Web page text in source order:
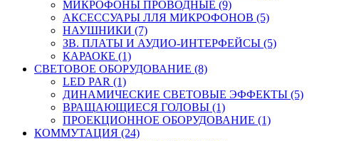
МИКРОФОНЫ ПРОВОДНЫЕ (9)
АКСЕССУАРЫ ЛЛЯ МИКРОФОНОВ (5)
НАУШНИКИ (7)
ЗВ. ПЛАТЫ И АУДИО-ИНТЕРФЕЙСЫ (5)
КАРАОКЕ (1)
СВЕТОВОЕ ОБОРУДОВАНИЕ (8)
LED PAR (1)
ДИНАМИЧЕСКИЕ СВЕТОВЫЕ ЭФФЕКТЫ (5)
ВРАЩАЮЩИЕСЯ ГОЛОВЫ (1)
ПРОЕКЦИОННОЕ ОБОРУДОВАНИЕ (1)
КОММУТАЦИЯ (24)